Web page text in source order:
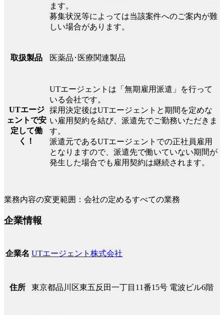
ます。
募集状況等によっては当該案件へのご案内が難
しい場合があります。
取扱製品 医薬品･医療関連製品
UTエージ
ェントで安
定して働
く！
UTエージェントは「無期雇用派遣」を行って
いる会社です。
採用決定後はUTエージェントと期間を定めな
い雇用契約を結び、派遣先でご勤務いただきま
す。
派遣元であるUTエージェントでの正社員雇用
となりますので、派遣先で働いていない期間が
発生した場合でも雇用契約は継続されます。
業務内容の変更範囲：会社の定めるすべての業務
企業情報
企業名 UTエージェント株式会社
住所 東京都品川区東五反田一丁目11番15号 電波ビル6階